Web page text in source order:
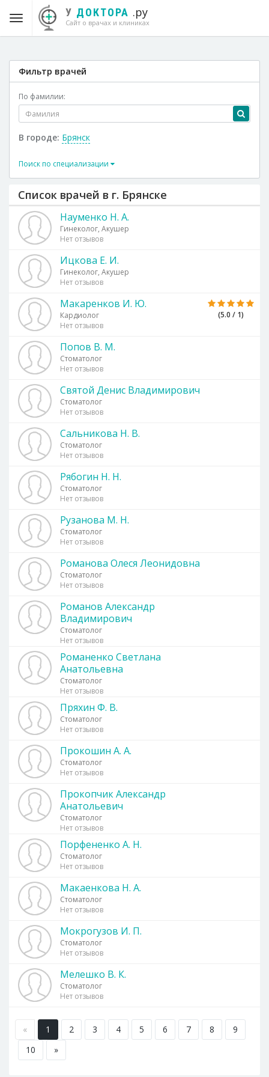
У ДОКТОРА .ру
Сайт о врачах и клиниках
Фильтр врачей
По фамилии:
В городе: Брянск
Поиск по специализации
Список врачей в г. Брянске
Науменко Н. А.
Гинеколог, Акушер
Нет отзывов
Ицкова Е. И.
Гинеколог, Акушер
Нет отзывов
(5.0 / 1)
Макаренков И. Ю.
Кардиолог
Нет отзывов
Попов В. М.
Стоматолог
Нет отзывов
Святой Денис Владимирович
Стоматолог
Нет отзывов
Сальникова Н. В.
Стоматолог
Нет отзывов
Рябогин Н. Н.
Стоматолог
Нет отзывов
Рузанова М. Н.
Стоматолог
Нет отзывов
Романова Олеся Леонидовна
Стоматолог
Нет отзывов
Романов Александр
Владимирович
Стоматолог
Нет отзывов
Романенко Светлана
Анатольевна
Стоматолог
Нет отзывов
Пряхин Ф. В.
Стоматолог
Нет отзывов
Прокошин А. А.
Стоматолог
Нет отзывов
Прокопчик Александр
Анатольевич
Стоматолог
Нет отзывов
Порфененко А. Н.
Стоматолог
Нет отзывов
Макаенкова Н. А.
Стоматолог
Нет отзывов
Мокрогузов И. П.
Стоматолог
Нет отзывов
Мелешко В. К.
Стоматолог
Нет отзывов
« 1 2 3 4 5 6 7 8
9
10
»